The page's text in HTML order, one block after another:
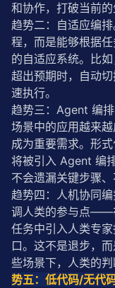
和协作，打破当前的
趋势二：自适应编
程，而是能够根据
的自适应系统。比
超出预期时，自动
速执行。
趋势三：Agent 编
场景中的应用越来
成为重要需求。形
将被引入 Agent 编
不会遗漏关键步骤、
趋势四：人机协同
调人类的参与点——
任务中引入人类专
口。这不是退步，
些场景下，人类的判
势五：低代码/无代